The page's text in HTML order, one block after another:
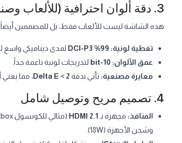
3. دقة ألوان احترافية (للألعاب وصناعة المحتوى)
هذه الشاشة ليست للألعاب فقط، بل للمصممين أيضاً:
تغطية لونية: 99% DCI-P3
لمدى ديناميكي واسع
عمق الألوان: 10-bit
لتدريجات لونية ناعمة جداً.
معايرة مصنعية: تأتي بدقة Delta E < 2، مما يعني
4. تصميم مريح وتوصيل شامل
المنافذ: مجهزة بـ HDMI 2.1 (مثالي للكونسول PS5/Xbox)، ومنفذ
وشحن الأجهزة (18W).